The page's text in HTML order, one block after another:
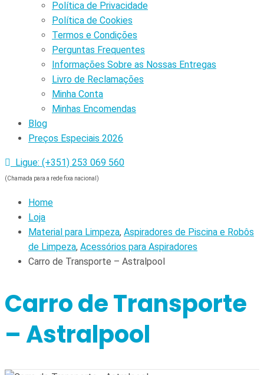
Política de Privacidade
Política de Cookies
Termos e Condições
Perguntas Frequentes
Informações Sobre as Nossas Entregas
Livro de Reclamações
Minha Conta
Minhas Encomendas
Blog
Preços Especiais 2026
Ligue: (+351) 253 069 560
(Chamada para a rede fixa nacional)
Home
Loja
Material para Limpeza, Aspiradores de Piscina e Robôs
de Limpeza, Acessórios para Aspiradores
Carro de Transporte – Astralpool
Carro de Transporte
– Astralpool